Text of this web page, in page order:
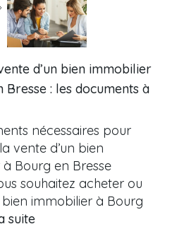
d’un bien immobilier
Bresse : les documents à
nécessaires pour
vente d’un bien
Bourg en Bresse
souhaitez acheter ou
immobilier à Bourg
suite